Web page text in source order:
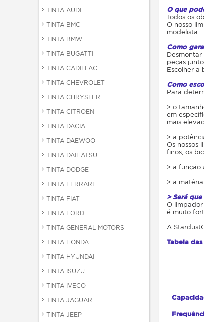
TINTA AUDI
TINTA BMC
TINTA BMW
TINTA BUGATTI
TINTA CADILLAC
TINTA CHEVROLET
TINTA CHRYSLER
TINTA CITROEN
TINTA DACIA
TINTA DAEWOO
TINTA DAIHATSU
TINTA DODGE
TINTA FERRARI
TINTA FIAT
TINTA FORD
TINTA GENERAL MOTORS
TINTA HONDA
TINTA HYUNDAI
TINTA ISUZU
TINTA IVECO
TINTA JAGUAR
TINTA JEEP
O que
Todos os
O nosso
modelista.
Como
peças
Escolher a
Como
Para
> o
em
mais
> a
Os nossos
finos, os
> a função
> a
> Será
O
é muito
A
Tabela